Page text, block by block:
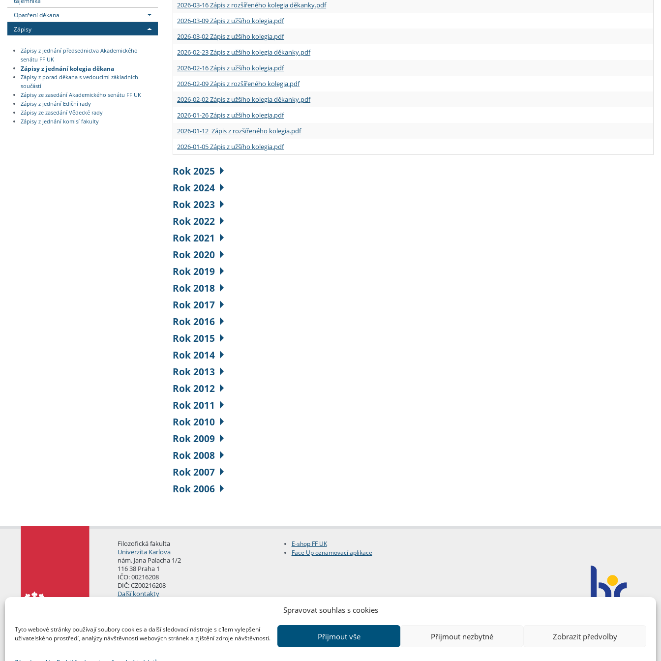
Spravovat souhlas s cookies
Tyto webové stránky používají soubory cookies a další sledovací nástroje s cílem vylepšení
uživatelského prostředí, analýzy návštěvnosti webových stránek a zjištění zdroje návštěvnosti.
Přijmout vše Přijmout nezbytné Zobrazit předvolby
Opatření děkana
Zápisy
Zápisy z jednání předsednictva Akademického
senátu FF UK
Zápisy z jednání kolegia děkana
Zápisy z porad děkana s vedoucími základních
součástí
Zápisy ze zasedání Akademického senátu FF UK
Zápisy z jednání Ediční rady
Zápisy ze zasedání Vědecké rady
Zápisy z jednání komisí fakulty
2026-03-16 Zápis z rozšířeného kolegia děkanky.pdf
2026-03-09 Zápis z užšího kolegia.pdf
2026-03-02 Zápis z užšího kolegia.pdf
2026-02-23 Zápis z užšího kolegia děkanky.pdf
2026-02-16 Zápis z užšího kolegia.pdf
2026-02-09 Zápis z rozšířeného kolegia.pdf
2026-02-02 Zápis z užšího kolegia děkanky.pdf
2026-01-26 Zápis z užšího kolegia.pdf
2026-01-12 Zápis z rozšířeného kolegia.pdf
2026-01-05 Zápis z užšího kolegia.pdf
Rok 2025
Rok 2024
Rok 2023
Rok 2022
Rok 2021
Rok 2020
Rok 2019
Rok 2018
Rok 2017
Rok 2016
Rok 2015
Rok 2014
Rok 2013
Rok 2012
Rok 2011
Rok 2010
Rok 2009
Rok 2008
Rok 2007
Rok 2006
Filozofická fakulta
Univerzita Karlova
nám. Jana Palacha 1/2
116 38 Praha 1
IČO: 00216208
DIČ: CZ00216208
Další kontakty
E-shop FF UK
Face Up oznamovací aplikace